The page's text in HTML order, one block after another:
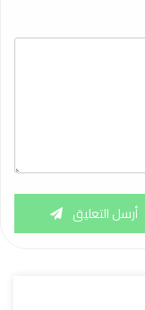
أرسل التعليق